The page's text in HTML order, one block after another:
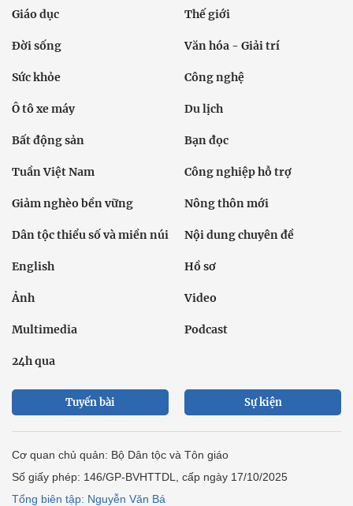
Giáo dục Thế giới
Đời sống Văn hóa - Giải trí
Sức khỏe Công nghệ
Ô tô xe máy Du lịch
Bất động sản Bạn đọc
Tuần Việt Nam Công nghiệp hỗ trợ
Giảm nghèo bền vững Nông thôn mới
Dân tộc thiểu số và miền núi Nội dung chuyên đề
English Hồ sơ
Ảnh Video
Multimedia Podcast
24h qua
Tuyến bài Sự kiện
Cơ quan chủ quản: Bộ Dân tộc và Tôn giáo
Số giấy phép: 146/GP-BVHTTDL, cấp ngày 17/10/2025
Tổng biên tập: Nguyễn Văn Bá